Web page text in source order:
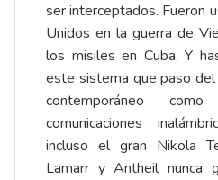
ser interceptados. Fueron
Unidos en la guerra de
los misiles en Cuba. Y
este sistema que paso
contemporáneo
comunicaciones
incluso el gran Nikola
Lamarr y Antheil nunca